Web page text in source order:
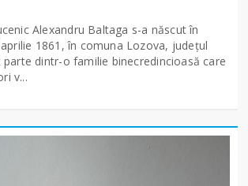
Alexandru Baltaga s-a născut în
1861, în comuna Lozova, județul
parte dintr-o familie binecredincioasă care
v...